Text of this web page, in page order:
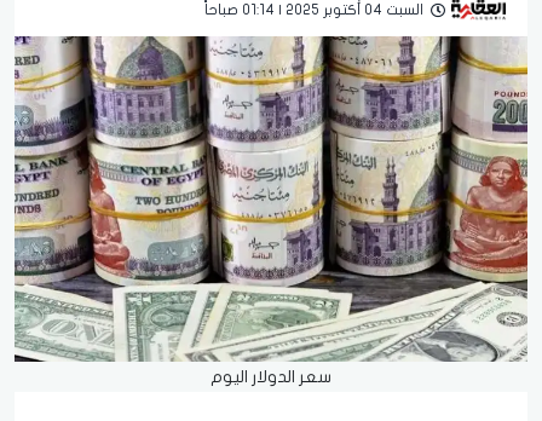
السبت 04 أكتوبر 2025 | 01:14 صباحاً
سعر الدولار اليوم